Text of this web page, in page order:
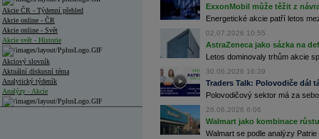
Akcie ČR - Týdenní přehled
Akcie online - ČR
Akcie online - Svět
Akcie svět - Historie
Akciový slovník
Aktuální diskusní téma
Analytický týdeník
Analýzy - Akcie
ExxonMobil může těžit z
Energetické akcie patří letos
02.07.2026 10:55
AstraZeneca jako sázka na
Letos dominovaly trhům akcie
30.06.2026 16:39
Traders Talk: Polovodiče dál
Polovodičový sektor má za
26.06.2026 6:06
Walmart jako kombinace
Walmart se podle analýzy